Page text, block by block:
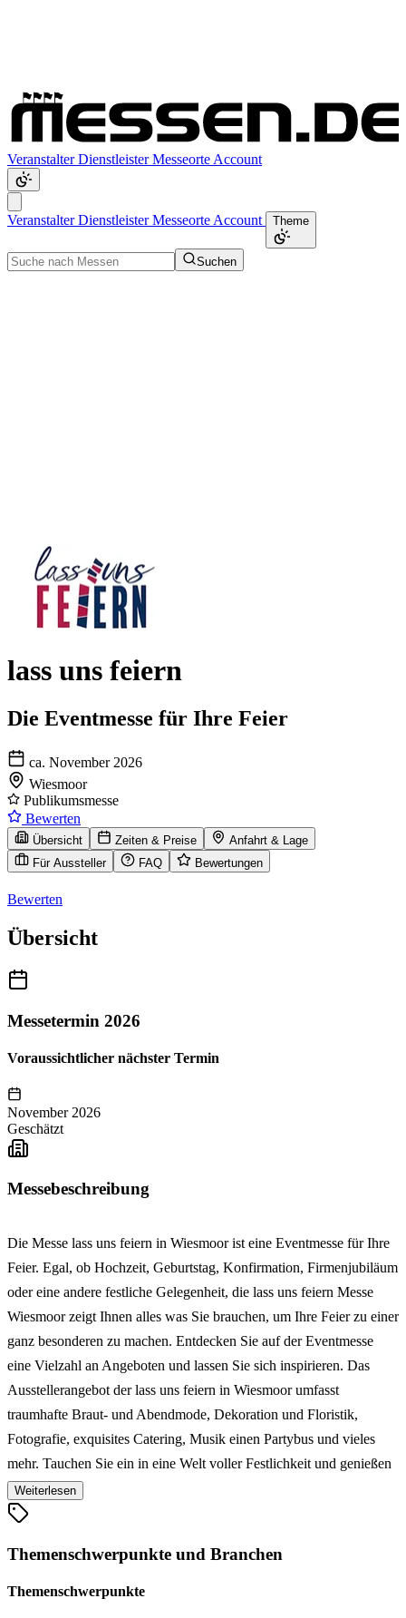
VeranstalterDienstleisterMesseorte Account
VeranstalterDienstleisterMesseorte Account Theme
Suchen
lass uns feiern
Die Eventmesse für Ihre Feier
ca. November 2026
Wiesmoor
Publikumsmesse
Bewerten
Übersicht Zeiten & Preise
Anfahrt & Lage
Für Aussteller
FAQ Bewertungen
Bewerten
Übersicht
Messetermin 2026
Voraussichtlicher nächster Termin
November 2026
Geschätzt
Messebeschreibung
Die Messe lass uns feiern in Wiesmoor ist eine Eventmesse für Ihre
Feier. Egal, ob Hochzeit, Geburtstag, Konfirmation, Firmenjubiläum
oder eine andere festliche Gelegenheit, die lass uns feiern Messe
Wiesmoor zeigt Ihnen alles was Sie brauchen, um Ihre Feier zu einer
ganz besonderen zu machen. Entdecken Sie auf der Eventmesse
eine Vielzahl an Angeboten und lassen Sie sich inspirieren. Das
Ausstellerangebot der lass uns feiern in Wiesmoor umfasst
traumhafte Braut- und Abendmode, Dekoration und Floristik,
Fotografie, exquisites Catering, Musik einen Partybus und vieles
mehr. Tauchen Sie ein in eine Welt voller Festlichkeit und genießen
Sie kleine Verkostungen sowie die einzigartige Atmosphäre,
während wir gemeinsam Ihre Träume wahr werden lassen. Seien Sie
Weiterlesen
Themenschwerpunkte und Branchen
Themenschwerpunkte